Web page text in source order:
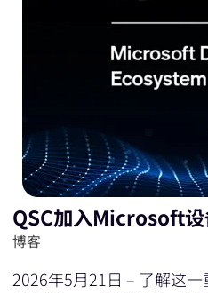
QSC加入Microsoft设
博客
2026年5月21日 – 了解这